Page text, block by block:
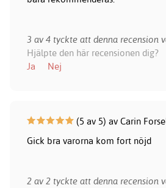
3 av 4 tyckte att denna recension
Hjälpte den här recensionen dig?
Ja
Nej
(5 av 5) av Carin
Gick bra varorna kom fort nöjd
2 av 2 tyckte att denna recension